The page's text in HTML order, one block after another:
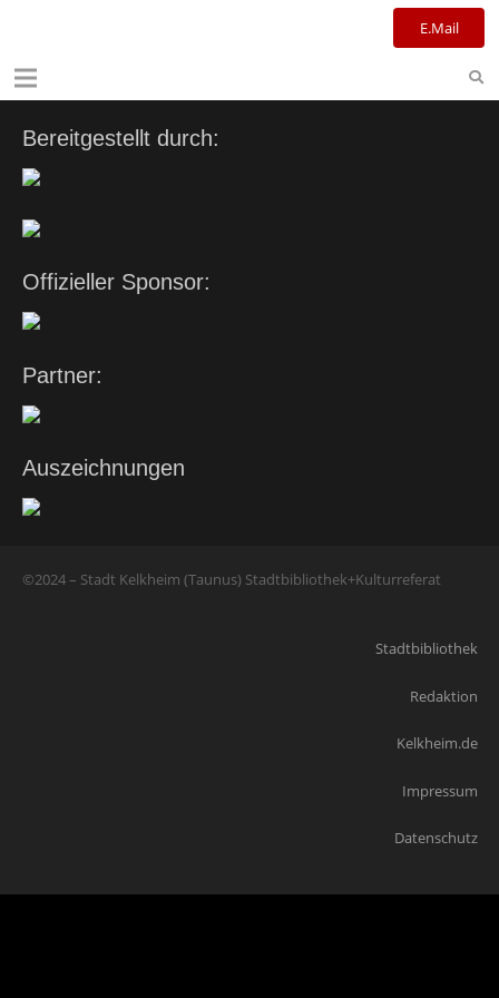
E.Mail
Bereitgestellt durch:
Offizieller Sponsor:
Partner:
Auszeichnungen
©2024 – Stadt Kelkheim (Taunus) Stadtbibliothek+Kulturreferat
Stadtbibliothek
Redaktion
Kelkheim.de
Impressum
Datenschutz